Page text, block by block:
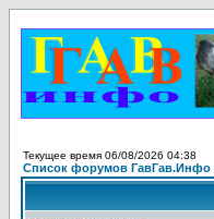
Текущее время 06/08/2026 04:38
Список форумов